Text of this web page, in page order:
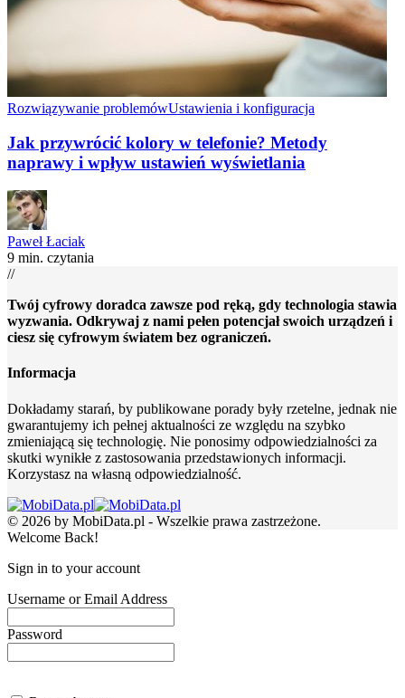
Rozwiązywanie problemówUstawienia i konfiguracja
Jak przywrócić kolory w telefonie? Metody
naprawy i wpływ ustawień wyświetlania
Paweł Łaciak
9 min. czytania
//
Twój cyfrowy doradca zawsze pod ręką, gdy technologia stawia
wyzwania. Odkrywaj z nami pełen potencjał swoich urządzeń i
ciesz się cyfrowym światem bez ograniczeń.
Informacja
Dokładamy starań, by publikowane porady były rzetelne, jednak nie
gwarantujemy ich pełnej aktualności ze względu na szybko
zmieniającą się technologię. Nie ponosimy odpowiedzialności za
skutki wynikłe z zastosowania przedstawionych informacji.
Korzystasz na własną odpowiedzialność.
© 2026 by MobiData.pl - Wszelkie prawa zastrzeżone.
Welcome Back!
Sign in to your account
Username or Email Address
Password